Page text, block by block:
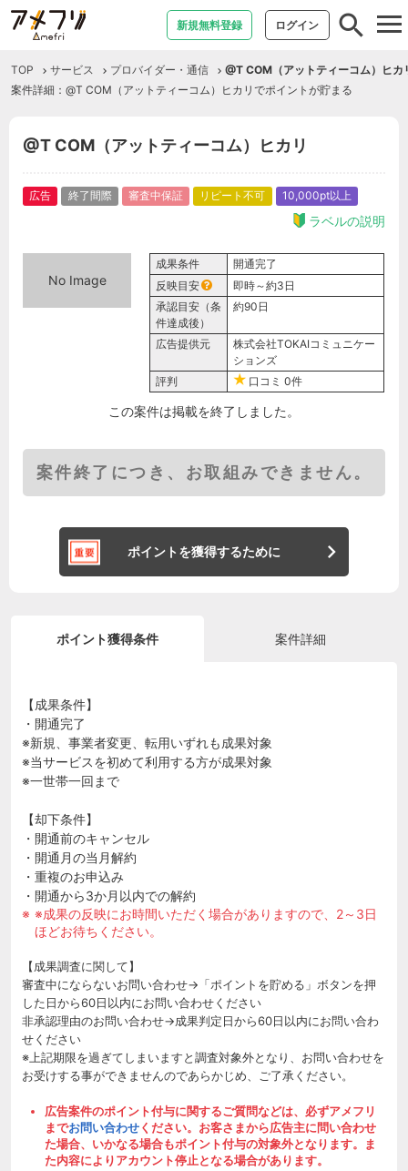
新規無料登録 ログイン
TOP サービス プロバイダー・通信
@T COM（アットティーコム）ヒカ
案件詳細：@T COM（アットティーコム）ヒカリでポイントが貯まる
@T COM（アットティーコム）ヒカリ
広告 終了間際 審査中保証 リピート不可 10,000pt以上
ラベルの説明
No Image
成果条件
開通完了
反映目安
即時～約3日
承認目安（条
件達成後）
約90日
広告提供元
株式会社TOKAIコミュニケー
ションズ
評判
口コミ 0件
この案件は掲載を終了しました。
案件終了につき、お取組みできません。
ポイントを獲得するために
ポイント獲得条件 案件詳細
【成果条件】
・開通完了
※新規、事業者変更、転用いずれも成果対象
※当サービスを初めて利用する方が成果対象
※一世帯一回まで
【却下条件】
・開通前のキャンセル
・開通月の当月解約
・重複のお申込み
・開通から3か月以内での解約
※成果の反映にお時間いただく場合がありますので、2～3日
ほどお待ちください。
【成果調査に関して】
審査中にならないお問い合わせ→「ポイントを貯める」ボタンを押
した日から60日以内にお問い合わせください
非承認理由のお問い合わせ→成果判定日から60日以内にお問い合わ
せください
※上記期限を過ぎてしまいますと調査対象外となり、お問い合わせを
お受けする事ができませんのであらかじめ、ご了承ください。
広告案件のポイント付与に関するご質問などは、必ずアメフリ
までお問い合わせください。お客さまから広告主に問い合わせ
た場合、いかなる場合もポイント付与の対象外となります。ま
た内容によりアカウント停止となる場合があります。